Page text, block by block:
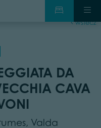
wstecz
DA
CAVA
Valda